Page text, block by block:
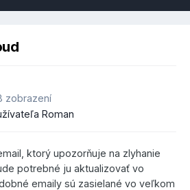
zobrazení
Roman
ktorý upozorňuje na zlyhanie
potrebné ju aktualizovať vo
emaily sú zasielané vo veľkom